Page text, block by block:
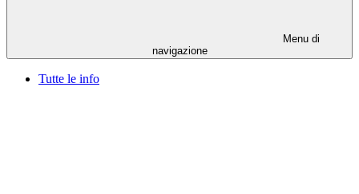
Menu di
navigazione
Tutte le info